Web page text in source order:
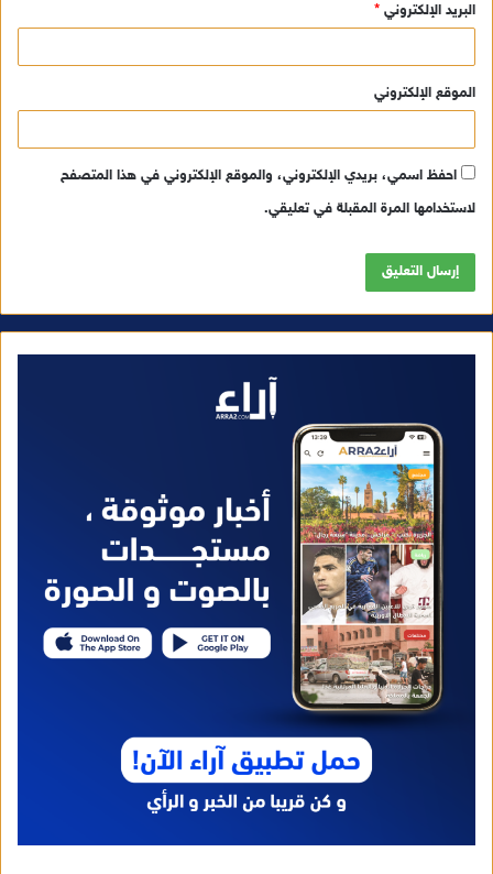
البريد الإلكتروني *
الموقع الإلكتروني
احفظ اسمي، بريدي الإلكتروني، والموقع الإلكتروني في هذا المتصفح
لاستخدامها المرة المقبلة في تعليقي.